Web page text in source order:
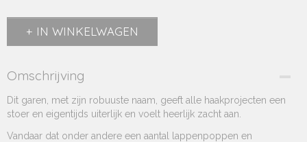
IN WINKELWAGEN
Omschrijving
Dit garen, met zijn robuuste naam, geeft alle haakprojecten een
stoer en eigentijds uiterlijk en voelt heerlijk zacht aan.
Vandaar dat onder andere een aantal lappenpoppen en